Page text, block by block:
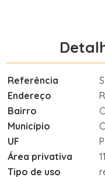
Referência
Endereço
Bairro
Município
UF
Área privativa
Tipo de uso